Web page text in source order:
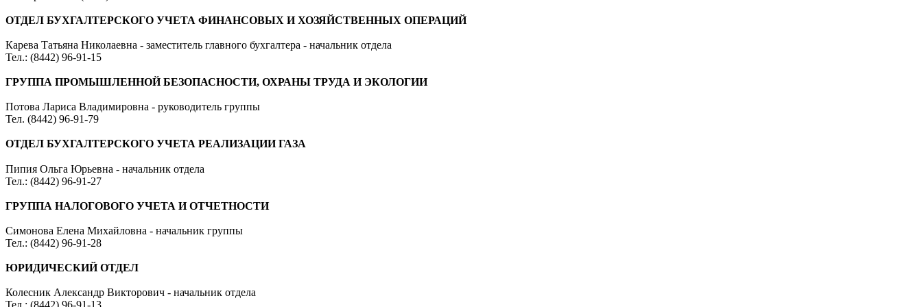
ОТДЕЛ БУХГАЛТЕРСКОГО УЧЕТА ФИНАНСОВЫХ И ХОЗЯЙСТВЕННЫХ ОПЕРАЦИЙ
Карева Татьяна Николаевна - заместитель главного бухгалтера - начальник отдела
Тел.: (8442) 96-91-15
ГРУППА ПРОМЫШЛЕННОЙ БЕЗОПАСНОСТИ, ОХРАНЫ ТРУДА И ЭКОЛОГИИ
Потова Лариса Владимировна - руководитель группы
Тел. (8442) 96-91-79
ОТДЕЛ БУХГАЛТЕРСКОГО УЧЕТА РЕАЛИЗАЦИИ ГАЗА
Пипия Ольга Юрьевна - начальник отдела
Тел.: (8442) 96-91-27
ГРУППА НАЛОГОВОГО УЧЕТА И ОТЧЕТНОСТИ
Симонова Елена Михайловна - начальник группы
Тел.: (8442) 96-91-28
ЮРИДИЧЕСКИЙ ОТДЕЛ
Колесник Александр Викторович - начальник отдела
Тел.: (8442) 96-91-13